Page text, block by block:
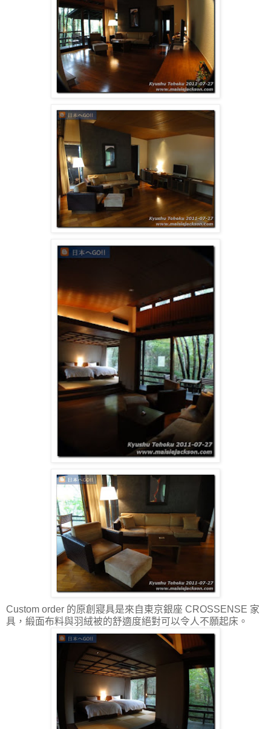
Custom order 的原創寢具是來自東京銀座 CROSSENSE 家
具，緞面布料與羽絨被的舒適度絕對可以令人不願起床。